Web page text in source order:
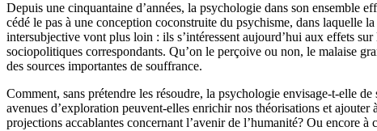
Depuis une cinquantaine d’années, la psychologie dans son ensemble
cédé le pas à une conception coconstruite du psychisme, dans laquelle
intersubjective vont plus loin : ils s’intéressent aujourd’hui aux effets
sociopolitiques correspondants. Qu’on le perçoive ou non, le malaise
des sources importantes de souffrance.
Comment, sans prétendre les résoudre, la psychologie envisage-t-elle
avenues d’exploration peuvent-elles enrichir nos théorisations et
projections accablantes concernant l’avenir de l’humanité? Ou encore